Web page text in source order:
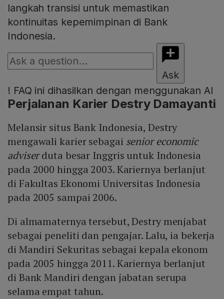
langkah transisi untuk memastikan
kontinuitas kepemimpinan di Bank
Indonesia.
Ask
! FAQ ini dihasilkan dengan menggunakan AI
Perjalanan Karier Destry Damayanti
Melansir situs Bank Indonesia, Destry
mengawali karier sebagai senior economic
adviserduta besar Inggris untuk Indonesia
pada 2000 hingga 2003. Kariernya berlanjut
di Fakultas Ekonomi Universitas Indonesia
pada 2005 sampai 2006.
Di almamaternya tersebut, Destry menjabat
sebagai peneliti dan pengajar. Lalu, ia bekerja
di Mandiri Sekuritas sebagai kepala ekonom
pada 2005 hingga 2011. Kariernya berlanjut
di Bank Mandiri dengan jabatan serupa
selama empat tahun.